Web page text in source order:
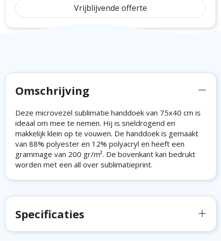
Vrijblijvende offerte
Omschrijving
Deze microvezel sublimatie handdoek van 75x40 cm is
ideaal om mee te nemen. Hij is sneldrogend en
makkelijk klein op te vouwen. De handdoek is gemaakt
van 88% polyester en 12% polyacryl en heeft een
grammage van 200 gr/m². De bovenkant kan bedrukt
worden met een all over sublimatieprint.
Specificaties